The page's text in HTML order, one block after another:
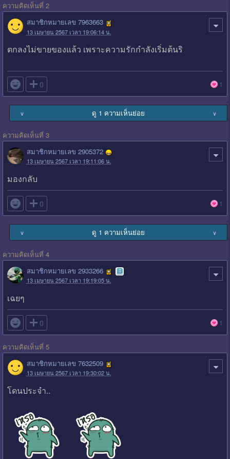
ความคิดเห็นที่ 2
สมาชิกหมายเลข 7963663
13 เมษายน 2567 เวลา 19:06:14 น.
ตกลงไม่ขายของแล้ว เพราะความรักกำลังเริ่มต้นริ
 0 1
∨ ดู 1 ความเห็นย่อย ∨
ความคิดเห็นที่ 3
สมาชิกหมายเลข 2905372
13 เมษายน 2567 เวลา 19:11:06 น.
มองกลับ
 0 1
∨ ดู 1 ความเห็นย่อย ∨
ความคิดเห็นที่ 4
สมาชิกหมายเลข 2933266
13 เมษายน 2567 เวลา 19:19:05 น.
เฉยๆ
 0 1
ความคิดเห็นที่ 5
สมาชิกหมายเลข 7632509
13 เมษายน 2567 เวลา 19:30:02 น.
โดนประจำ..